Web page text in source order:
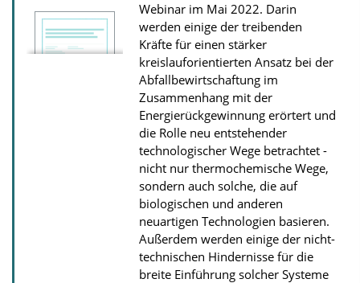
Webinar im Mai 2022. Darin
werden einige der treibenden
Kräfte für einen stärker
kreislauforientierten Ansatz bei der
Abfallbewirtschaftung im
Zusammenhang mit der
Energierückgewinnung erörtert und
die Rolle neu entstehender
technologischer Wege betrachtet -
nicht nur thermochemische Wege,
sondern auch solche, die auf
biologischen und anderen
neuartigen Technologien basieren.
Außerdem werden einige der nicht-
technischen Hindernisse für die
breite Einführung solcher Systeme